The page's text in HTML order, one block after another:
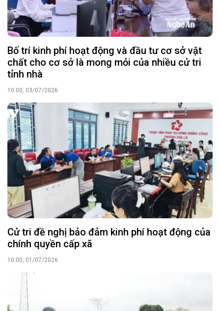
Bố trí kinh phí hoạt động và đầu tư cơ sở vật
chất cho cơ sở là mong mỏi của nhiều cử tri
tỉnh nhà
10:00, 03/07/2026
Cử tri đề nghị bảo đảm kinh phí hoạt động của
chính quyền cấp xã
10:00, 01/07/2026